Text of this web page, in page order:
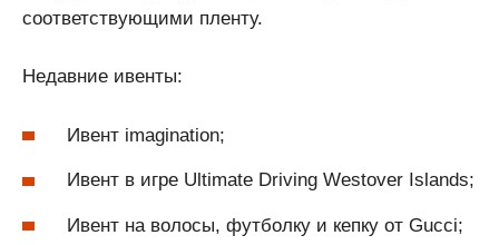
соответствующими пленту.
Недавние ивенты:
Ивент imagination;
Ивент в игре Ultimate Driving Westover Islands;
Ивент на волосы, футболку и кепку от Gucci;